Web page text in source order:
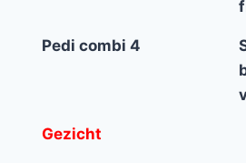
Pedi combi 4
Gezicht